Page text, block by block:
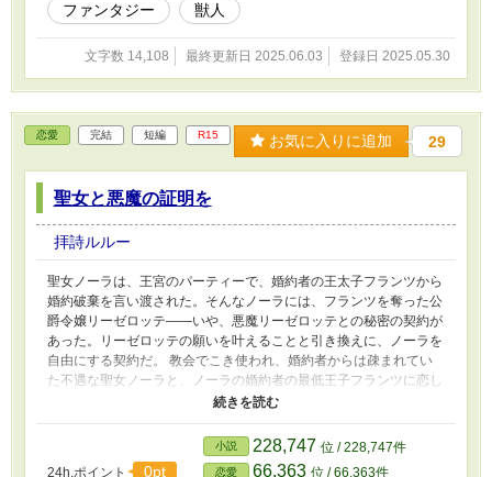
ファンタジー 獣人
文字数 14,108 最終更新日 2025.06.03 登録日 2025.05.30
恋愛 完結 短編 R15 お気に入りに追加 29
聖女と悪魔の証明を
拝詩ルルー
聖女ノーラは、王宮のパーティーで、婚約者の王太子フランツから
婚約破棄を言い渡された。そんなノーラには、フランツを奪った公
爵令嬢リーゼロッテ——いや、悪魔リーゼロッテとの秘密の契約が
あった。リーゼロッテの願いを叶えることと引き換えに、ノーラを
自由にする契約だ。 教会でこき使われ、婚約者からは疎まれてい
た不遇な聖女ノーラと、ノーラの婚約者の最低王子フランツに恋し
た悪魔リーゼロッテのそれぞれの恋物語。 ※全５話の短編です。
※R15は保険です。
24h.ポイント 0pt
小説 228,747 位 / 228,747件
恋愛 66,363 位 / 66,363件